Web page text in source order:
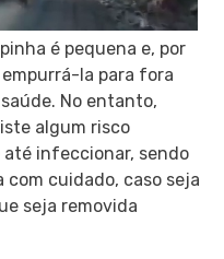
é pequena e, por
empurrá-la para fora
No entanto,
algum risco
até infeccionar, sendo
cuidado, caso seja
seja removida